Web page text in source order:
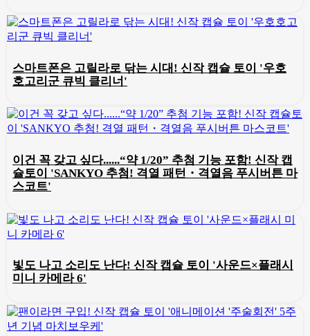
스마트폰은 고릴라로 닦는 시대! 신작 캡슐 토이 '우호
호고리군 큐빅 클리너'
이건 꼭 갖고 싶다......“약 1/20” 추첨 기능 포함! 신작 캡
슐토이 'SANKYO 추첨! 격열 패턴・격열음 푸시버튼 마
스코트'
빛도 나고 소리도 난다! 신작 캡슐 토이 '사운드×플래시
미니 카메라 6'